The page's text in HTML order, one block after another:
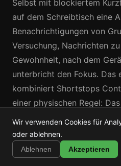
Selbst mit blockiertem
auf dem Schreibtisch eine
Benachrichtigungen von
Versuchung, Nachrichten
Gewohnheit, nach dem
unterbricht den Fokus. Das
kombiniert Shortstops
einer physischen Regel:
der aktiven
Wenn dein Kind etwas
zur Station, schaut es nach
Schreibtisch. Die Reibung
Shortstop
Shorts, Reels & TikTok blockieren
Wir verwenden Cookies für
oder ablehnen.
Ablehnen Akzeptieren